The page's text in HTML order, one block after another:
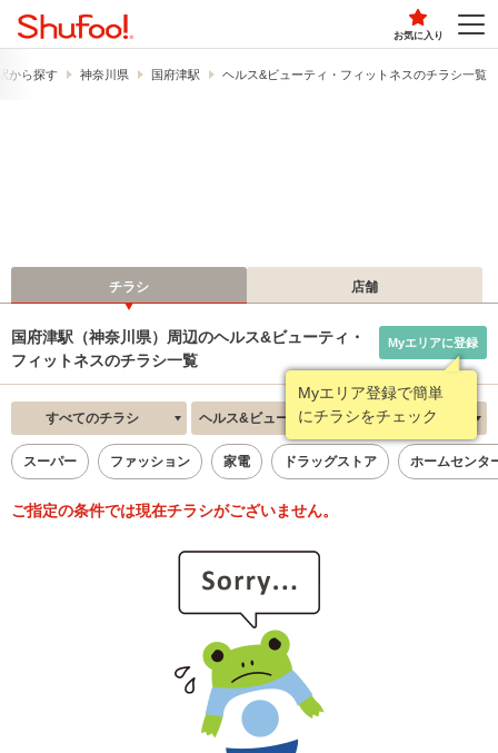
お気に入り
から探す 神奈川県 国府津駅 ヘルス&ビューティ・フィットネスのチラシ一覧
チラシ 店舗
国府津駅（神奈川県）周辺のヘルス&ビューティ・
フィットネスのチラシ一覧
Myエリア登録で簡単
にチラシをチェック
Myエリアに登録
すべてのチラシ ヘルス&ビューティ・フィットネス 新着順
スーパー ファッション 家電 ドラッグストア ホームセンタ
ご指定の条件では現在チラシがございません。